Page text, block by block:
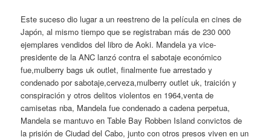
Este suceso dio lugar a un reestreno de la película en cines de
Japón, al mismo tiempo que se registraban más de 230 000
ejemplares vendidos del libro de Aoki. Mandela ya vice-
presidente de la ANC lanzó contra el sabotaje económico
fue,mulberry bags uk outlet, finalmente fue arrestado y
condenado por sabotaje,cerveza,mulberry outlet uk, traición y
conspiración y otros delitos violentos en 1964,venta de
camisetas nba, Mandela fue condenado a cadena perpetua,
Mandela se mantuvo en Table Bay Robben Island convictos de
la prisión de Ciudad del Cabo, junto con otros presos viven en un